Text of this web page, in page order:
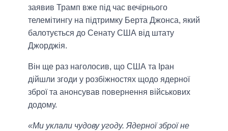
заявив Трамп вже під час вечірнього
телемітингу на підтримку Берта Джонса, який
балотується до Сенату США від штату
Джорджія.
Він ще раз наголосив, що США та Іран
дійшли згоди у розбіжностях щодо ядерної
зброї та анонсував повернення військових
додому.
«Ми уклали чудову угоду. Ядерної зброї не